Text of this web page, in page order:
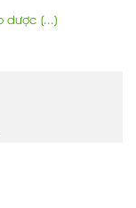
dược [...]